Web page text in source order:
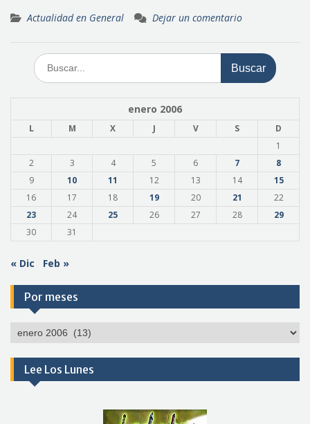
Actualidad en General Dejar un comentario
Buscar:
enero 2006
L M X J V S
D
1
2
3 4 5 6 7
8
9
10 11 12 13 14
15
16
17 18 19 20 21
22
23
24 25 26 27 28
29
30
31
« Dic Feb »
Por meses
Por
Lee Los Lunes